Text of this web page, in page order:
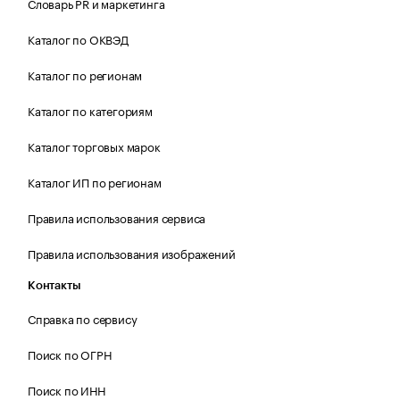
Каталог по ОКВЭД
Каталог по регионам
Каталог по категориям
Каталог торговых марок
Каталог ИП по регионам
Правила использования сервиса
Правила использования изображений
Контакты
Справка по сервису
Поиск по ОГРН
Поиск по ИНН